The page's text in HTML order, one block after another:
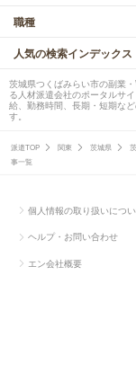
職種
人気の検索インデックス
茨城県つくばみらい市の副業
る人材派遣会社のポータルサ
給、勤務時間、長期・短期な
す。
派遣TOP 関東 茨城県
事一覧
個人情報の取り扱いにつ
ヘルプ・お問い合わせ
エン会社概要